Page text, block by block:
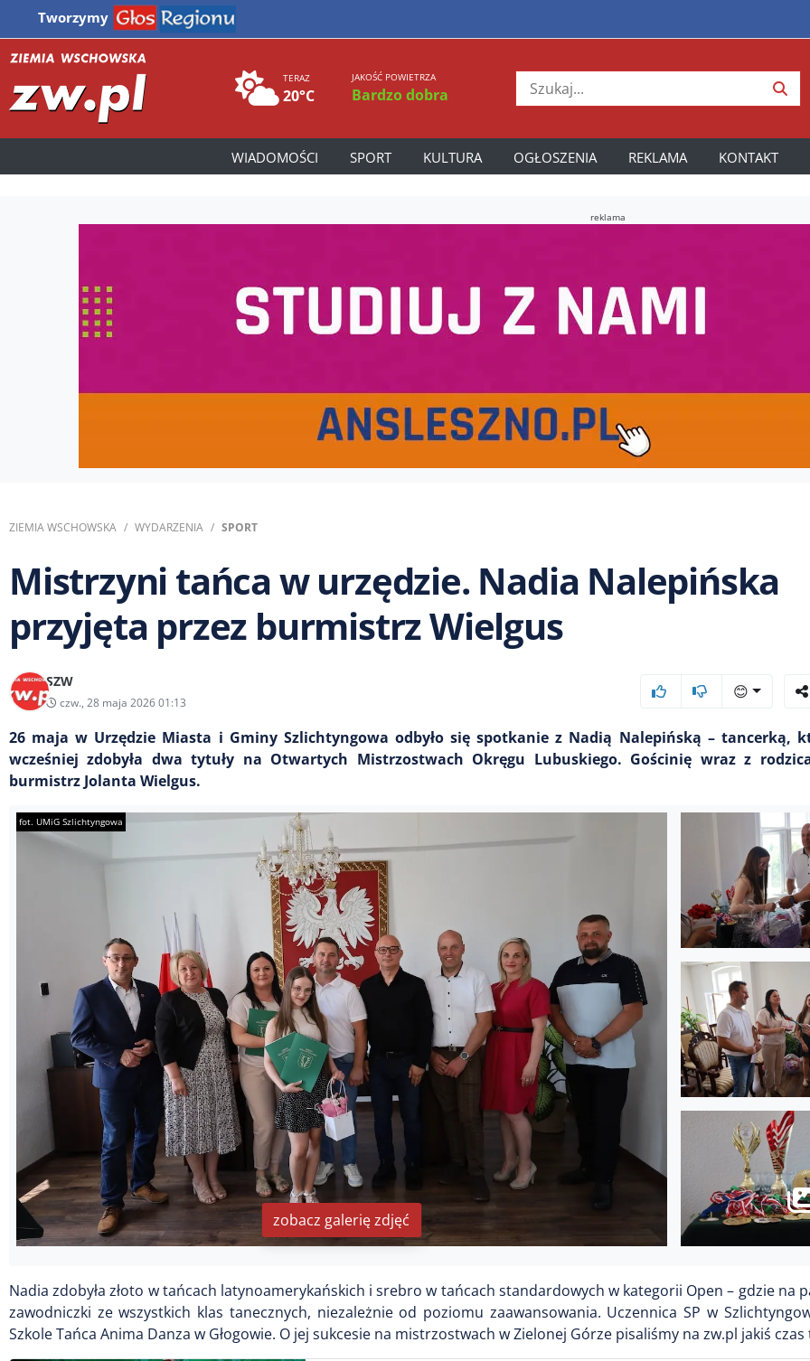
Tworzymy
TERAZ
20°C
JAKOŚĆ POWIETRZA
Bardzo dobra
WIADOMOŚCI SPORT KULTURA OGŁOSZENIA REKLAMA KONTAKT
reklama
ZIEMIA WSCHOWSKA WYDARZENIA SPORT
Mistrzyni tańca w urzędzie. Nadia Nalepińska
przyjęta przez burmistrz Wielgus
SZW
czw., 28 maja 2026 01:13
😊
26 maja w Urzędzie Miasta i Gminy Szlichtyngowa odbyło się spotkanie z Nadią Nalepińską – tancerką,
wcześniej zdobyła dwa tytuły na Otwartych Mistrzostwach Okręgu Lubuskiego. Gościnię wraz z
burmistrz Jolanta Wielgus.
zobacz galerię zdjęć
fot. UMiG Szlichtyngowa
Nadia zdobyła złoto w tańcach latynoamerykańskich i srebro w tańcach standardowych w kategorii Open – gdzie na
zawodniczki ze wszystkich klas tanecznych, niezależnie od poziomu zaawansowania. Uczennica SP w
Szkole Tańca Anima Danza w Głogowie. O jej sukcesie na mistrzostwach w Zielonej Górze pisaliśmy na zw.pl jakiś